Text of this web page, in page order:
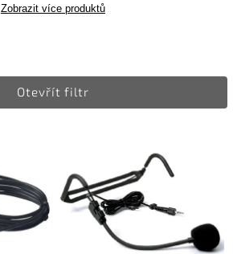
Zobrazit více produktů
Otevřít filtr